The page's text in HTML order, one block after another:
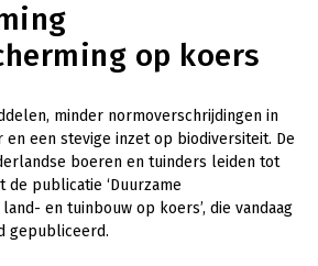
op koers
minder normoverschrijdingen in
een stevige inzet op biodiversiteit. De
boeren en tuinders leiden tot
publicatie ‘Duurzame
en tuinbouw op koers’, die vandaag
gepubliceerd.